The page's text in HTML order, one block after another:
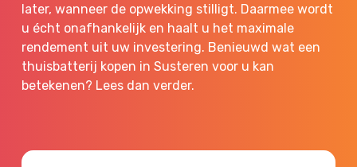
later, wanneer de opwekking stilligt. Daarmee wordt
u écht onafhankelijk en haalt u het maximale
rendement uit uw investering. Benieuwd wat een
thuisbatterij kopen in Susteren voor u kan
betekenen? Lees dan verder.